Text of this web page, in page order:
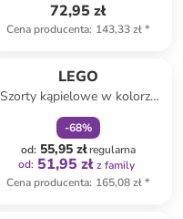
72,95 zł
Cena producenta: 143,33 zł*
LEGO
Szorty kąpielowe w kolorze
granatowym ze wzorem
-68%
od: 55,95 złregularna
od: 51,95 zł z family
Cena producenta: 165,08 zł*